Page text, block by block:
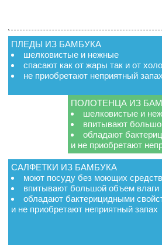
ПЛЕДЫ ИЗ БАМБУКА
шелковистые и нежные
спасают как от жары так и от
не приобретают неприятный запах
ПОЛОТЕНЦА ИЗ
шелковистые и
впитывают
обладают
и не приобретают
САЛФЕТКИ ИЗ БАМБУКА
моют посуду без моющих средств
впитывают большой объем влаги
обладают бактерицидными
и не приобретают неприятный запах